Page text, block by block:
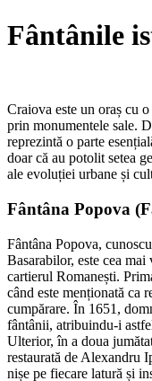
Fântânile
Craiova este un oraș cu
prin monumentele sale.
reprezintă o parte
doar că au potolit setea
ale evoluției urbane și
Fântâna Popova
Fântâna Popova,
Basarabilor, este cea
cartierul Romanești.
când este menționată ca
cumpărare. În 1651,
fântânii, atribuindu-i
Ulterior, în a doua
restaurată de Alexandru
nișe pe fiecare latură și